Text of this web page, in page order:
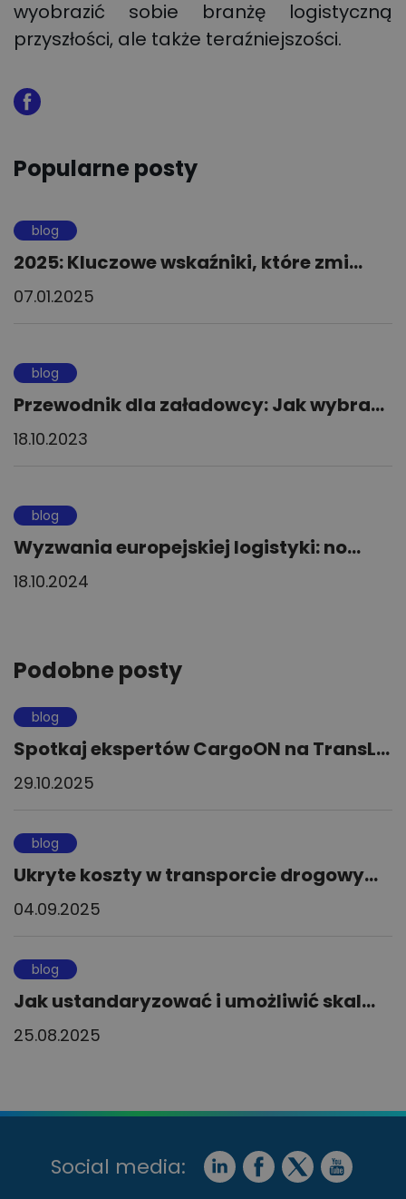
wyobrazić sobie branżę logistyczną
przyszłości, ale także teraźniejszości.
Popularne posty
blog
2025: Kluczowe wskaźniki, które zmi...
07.01.2025
blog
Przewodnik dla załadowcy: Jak wybra...
18.10.2023
blog
Wyzwania europejskiej logistyki: no...
18.10.2024
Podobne posty
blog
Spotkaj ekspertów CargoON na TransL...
29.10.2025
blog
Ukryte koszty w transporcie drogowy...
04.09.2025
blog
Jak ustandaryzować i umożliwić skal...
25.08.2025
Social media: